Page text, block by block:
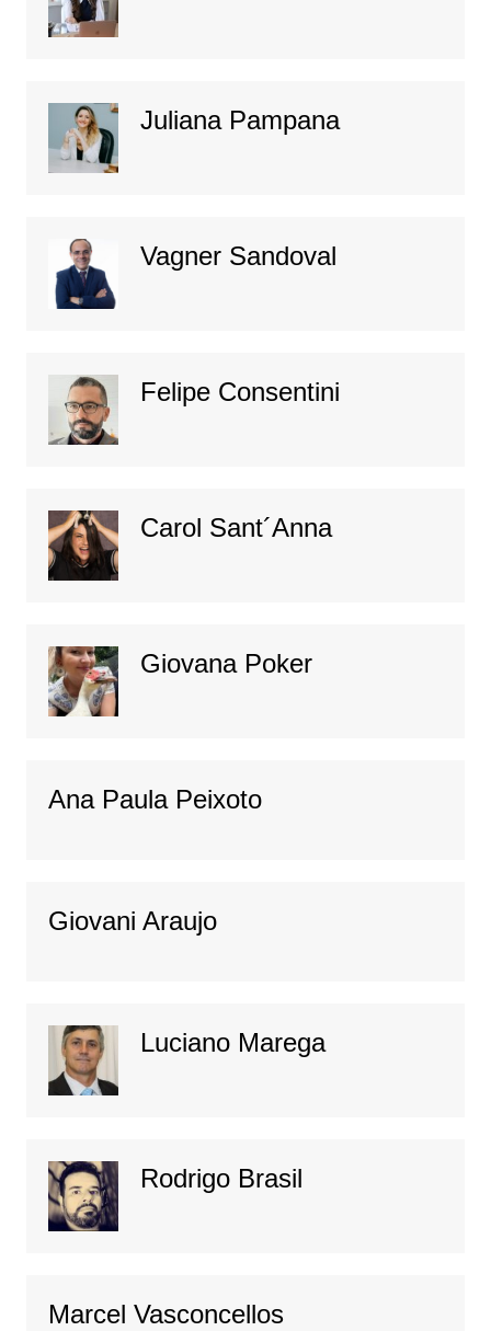
Juliana Pampana
Vagner Sandoval
Felipe Consentini
Carol Sant´Anna
Giovana Poker
Ana Paula Peixoto
Giovani Araujo
Luciano Marega
Rodrigo Brasil
Marcel Vasconcellos